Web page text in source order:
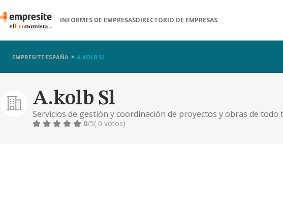
INFORMES DE EMPRESASDIRECTORIO DE EMPRESAS
EMPRESITE ESPAÑA A.KOLB SL
A.kolb Sl
Servicios de gestión y coordinación de proyectos y obras de
en los servicios de gestión, administración y coordinación de
0/5( 0 votos)